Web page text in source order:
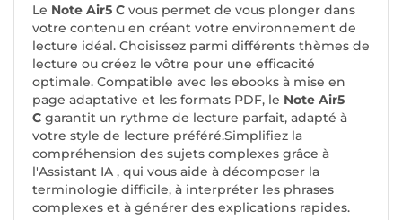
Le Note Air5 C vous permet de vous plonger dans
votre contenu en créant votre environnement de
lecture idéal. Choisissez parmi différents thèmes de
lecture ou créez le vôtre pour une efficacité
optimale. Compatible avec les ebooks à mise en
page adaptative et les formats PDF, le Note Air5
C garantit un rythme de lecture parfait, adapté à
votre style de lecture préféré.Simplifiez la
compréhension des sujets complexes grâce à
l'Assistant IA , qui vous aide à décomposer la
terminologie difficile, à interpréter les phrases
complexes et à générer des explications rapides.